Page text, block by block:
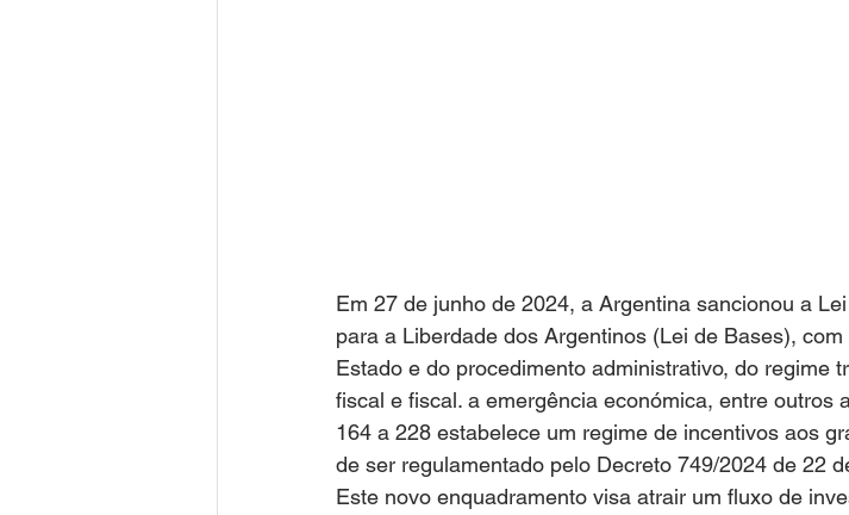
Em 27 de junho de 2024, a Argentina sancionou a
para a Liberdade dos Argentinos (Lei de Bases),
Estado e do procedimento administrativo, do regime
fiscal e fiscal. a emergência económica, entre outros
164 a 228 estabelece um regime de incentivos aos
de ser regulamentado pelo Decreto 749/2024 de 22
Este novo enquadramento visa atrair um fluxo de